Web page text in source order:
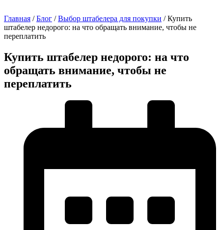
Главная /Блог /Выбор штабелера для покупки /Купить
штабелер недорого: на что обращать внимание, чтобы не
переплатить
Купить штабелер недорого: на что
обращать внимание, чтобы не
переплатить